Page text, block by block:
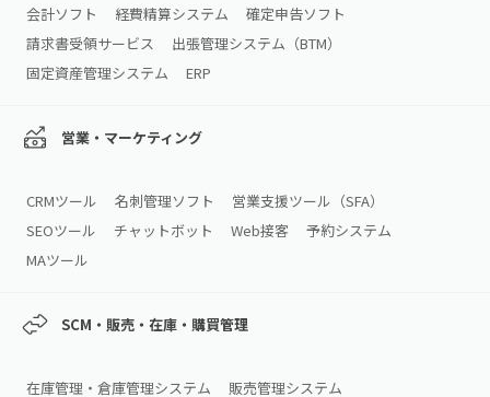
会計ソフト 経費精算システム
確定申告ソフト
請求書受領サービス
出張管理システム（BTM）
固定資産管理システム
ERP
営業・マーケティング
CRMツール 名刺管理ソフト
営業支援ツール（SFA）
SEOツール
チャットボット Web接客
予約システム
MAツール
SCM・販売・在庫・購買管理
在庫管理・倉庫管理システム 販売管理システム